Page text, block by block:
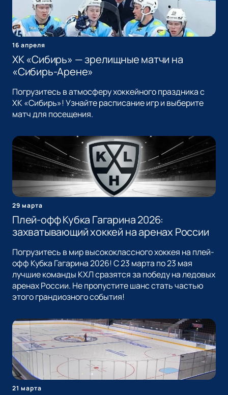
16 апреля
ХК «Сибирь» — зрелищные матчи на
«Сибирь-Арене»
Погрузитесь в атмосферу хоккейного праздника с
ХК «Сибирь»! Узнайте расписание игр и выберите
матч для посещения.
29 марта
Плей-офф Кубка Гагарина 2026:
захватывающий хоккей на аренах России
Погрузитесь в мир высококлассного хоккея на плей-
офф Кубка Гагарина 2026! С 23 марта по 23 мая
лучшие команды КХЛ сразятся за победу на ледовых
аренах России. Не пропустите шанс стать частью
этого грандиозного события!
21 марта